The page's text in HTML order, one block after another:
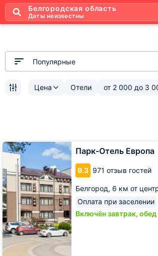
Белгородская область
Даты неизвестны
Популярные
Цена Отели от 2 000 до 3
Парк-Отель Европа
9.3 971 отзыв гостей
Белгород, 6 км от
Оплата при заселении
Включён завтрак,
Парк-
Отель
Европа